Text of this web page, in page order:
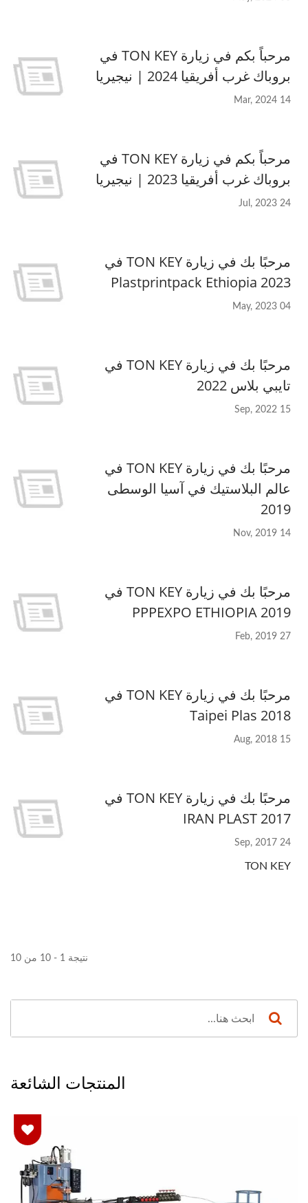
مرحباً بكم في زيارة TON KEY في
بروباك غرب أفريقيا 2024 | نيجيريا
14 Mar, 2024
مرحباً بكم في زيارة TON KEY في
بروباك غرب أفريقيا 2023 | نيجيريا
24 Jul, 2023
مرحبًا بك في زيارة TON KEY في
Plastprintpack Ethiopia 2023
04 May, 2023
مرحبًا بك في زيارة TON KEY في
تايبي بلاس 2022
15 Sep, 2022
مرحبًا بك في زيارة TON KEY في
عالم البلاستيك في آسيا الوسطى
2019
14 Nov, 2019
مرحبًا بك في زيارة TON KEY في
PPPEXPO ETHIOPIA 2019
27 Feb, 2019
مرحبًا بك في زيارة TON KEY في
Taipei Plas 2018
15 Aug, 2018
مرحبًا بك في زيارة TON KEY في
IRAN PLAST 2017
24 Sep, 2017
TON KEY
نتيجة 1 - 10 من 10
المنتجات الشائعة